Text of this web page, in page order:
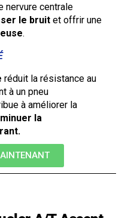
nervure centrale
le bruit et offrir une
.
réduit la résistance au
à un pneu
à améliorer la
la